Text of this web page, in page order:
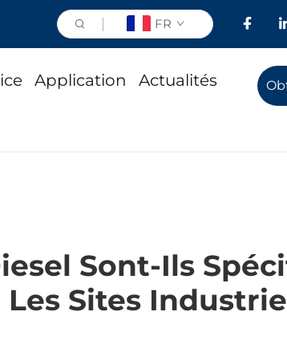
FR
Application Actualités
Sont-Ils
Sites